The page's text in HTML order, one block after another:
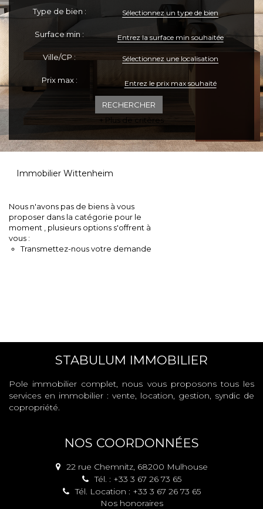
ESPACE CLIENTS
Type de bien : Sélectionnez un type de bien
Surface min :
Ville/CP : Sélectionnez une localisation
Prix max :
+ Plus de critères
Immobilier Wittenheim
Nous n'avons pas de biens à vous
proposer dans la catégorie pour le
moment , plusieurs options s'offrent à
vous :
Transmettez-nous votre demande
STABULUM IMMOBILIER
Pole immobilier complet, nous vous proposons tous les
services en immobilier : vente, location, gestion, syndic de
copropriété.
NOS COORDONNÉES
22 rue Chemnitz, 68200 Mulhouse
Tél. : +33 3 67 26 73 65
Tél. Location : +33 3 67 26 73 65
Nos honoraires